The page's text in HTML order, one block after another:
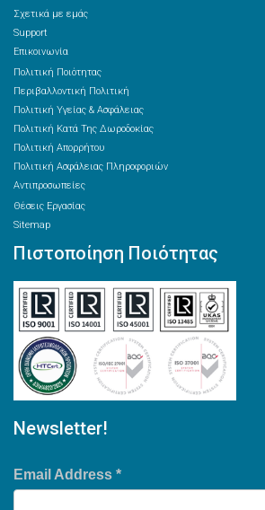
Σχετικά με εμάς
Support
Επικοινωνία
Πολιτική Ποιότητας
Περιβαλλοντική Πολιτική
Πολιτική Υγείας & Ασφάλειας
Πολιτική Κατά Της Δωροδοκίας
Πολιτική Απορρήτου
Πολιτική Ασφάλειας Πληροφοριών
Αντιπροσωπείες
Θέσεις Εργασίας
Sitemap
Πιστοποίηση Ποιότητας
Newsletter!
Email Address *